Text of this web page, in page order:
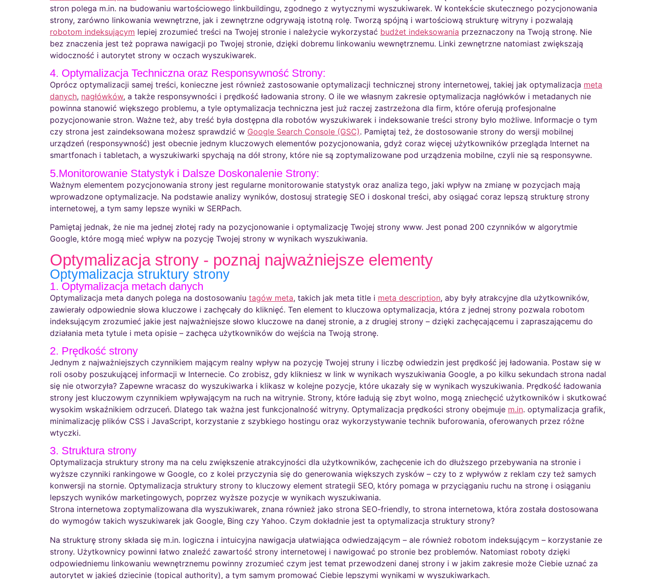
stron polega m.in. na budowaniu wartościowego linkbuildingu, zgodnego z wytycznymi wyszukiwarek. W kontekście skutecznego pozycjonowania
strony, zarówno linkowania wewnętrzne, jak i zewnętrzne odgrywają istotną rolę. Tworzą spójną i wartościową strukturę witryny i pozwalają
robotom indeksującym lepiej zrozumieć treści na Twojej stronie i należycie wykorzystać budżet indeksowania przeznaczony na Twoją stronę. Nie
bez znaczenia jest też poprawa nawigacji po Twojej stronie, dzięki dobremu linkowaniu wewnętrznemu. Linki zewnętrzne natomiast zwiększają
widoczność i autorytet strony w oczach wyszukiwarek.
4. Optymalizacja Techniczna oraz Responsywność Strony:
Oprócz optymalizacji samej treści, konieczne jest również zastosowanie optymalizacji technicznej strony internetowej, takiej jak optymalizacja meta
danych, nagłówków, a także responsywności i prędkość ładowania strony. O ile we własnym zakresie optymalizacja nagłówków i metadanych nie
powinna stanowić większego problemu, a tyle optymalizacja techniczna jest już raczej zastrzeżona dla firm, które oferują profesjonalne
pozycjonowanie stron. Ważne też, aby treść była dostępna dla robotów wyszukiwarek i indeksowanie treści strony było możliwe. Informacje o tym
czy strona jest zaindeksowana możesz sprawdzić w Google Search Console (GSC). Pamiętaj też, że dostosowanie strony do wersji mobilnej
urządzeń (responsywność) jest obecnie jednym kluczowych elementów pozycjonowania, gdyż coraz więcej użytkowników przegląda Internet na
smartfonach i tabletach, a wyszukiwarki spychają na dół strony, które nie są zoptymalizowane pod urządzenia mobilne, czyli nie są responsywne.
5.Monitorowanie Statystyk i Dalsze Doskonalenie Strony:
Ważnym elementem pozycjonowania strony jest regularne monitorowanie statystyk oraz analiza tego, jaki wpływ na zmianę w pozycjach mają
wprowadzone optymalizacje. Na podstawie analizy wyników, dostosuj strategię SEO i doskonal treści, aby osiągać coraz lepszą strukturę strony
internetowej, a tym samy lepsze wyniki w SERPach.
Pamiętaj jednak, że nie ma jednej złotej rady na pozycjonowanie i optymalizację Twojej strony www. Jest ponad 200 czynników w algorytmie
Google, które mogą mieć wpływ na pozycję Twojej strony w wynikach wyszukiwania.
Optymalizacja strony - poznaj najważniejsze elementy
Optymalizacja struktury strony
1. Optymalizacja metach danych
Optymalizacja meta danych polega na dostosowaniu tagów meta, takich jak meta title i meta description, aby były atrakcyjne dla użytkowników,
zawierały odpowiednie słowa kluczowe i zachęcały do kliknięć. Ten element to kluczowa optymalizacja, która z jednej strony pozwala robotom
indeksującym zrozumieć jakie jest najważniejsze słowo kluczowe na danej stronie, a z drugiej strony – dzięki zachęcającemu i zapraszającemu do
działania meta tytule i meta opisie – zachęca użytkowników do wejścia na Twoją stronę.
2. Prędkość strony
Jednym z najważniejszych czynnikiem mającym realny wpływ na pozycję Twojej struny i liczbę odwiedzin jest prędkość jej ładowania. Postaw się w
roli osoby poszukującej informacji w Internecie. Co zrobisz, gdy klikniesz w link w wynikach wyszukiwania Google, a po kilku sekundach strona nadal
się nie otworzyła? Zapewne wracasz do wyszukiwarka i klikasz w kolejne pozycje, które ukazały się w wynikach wyszukiwania. Prędkość ładowania
strony jest kluczowym czynnikiem wpływającym na ruch na witrynie. Strony, które ładują się zbyt wolno, mogą zniechęcić użytkowników i skutkować
wysokim wskaźnikiem odrzuceń. Dlatego tak ważna jest funkcjonalność witryny. Optymalizacja prędkości strony obejmuje m.in. optymalizacja grafik,
minimalizację plików CSS i JavaScript, korzystanie z szybkiego hostingu oraz wykorzystywanie technik buforowania, oferowanych przez różne
wtyczki.
3. Struktura strony
Optymalizacja struktury strony ma na celu zwiększenie atrakcyjności dla użytkowników, zachęcenie ich do dłuższego przebywania na stronie i
wyższe czynniki rankingowe w Google, co z kolei przyczynia się do generowania większych zysków – czy to z wpływów z reklam czy też samych
konwersji na stornie. Optymalizacja struktury strony to kluczowy element strategii SEO, który pomaga w przyciąganiu ruchu na stronę i osiąganiu
lepszych wyników marketingowych, poprzez wyższe pozycje w wynikach wyszukiwania.
Strona internetowa zoptymalizowana dla wyszukiwarek, znana również jako strona SEO-friendly, to strona internetowa, która została dostosowana
do wymogów takich wyszukiwarek jak Google, Bing czy Yahoo. Czym dokładnie jest ta optymalizacja struktury strony?
Na strukturę strony składa się m.in. logiczna i intuicyjna nawigacja ułatwiająca odwiedzającym – ale również robotom indeksującym – korzystanie ze
strony. Użytkownicy powinni łatwo znaleźć zawartość strony internetowej i nawigować po stronie bez problemów. Natomiast roboty dzięki
odpowiedniemu linkowaniu wewnętrznemu powinny zrozumieć czym jest temat przewodzeni danej strony i w jakim zakresie może Ciebie uznać za
autorytet w jakieś dziecinie (topical authority), a tym samym promować Ciebie lepszymi wynikami w wyszukiwarkach.